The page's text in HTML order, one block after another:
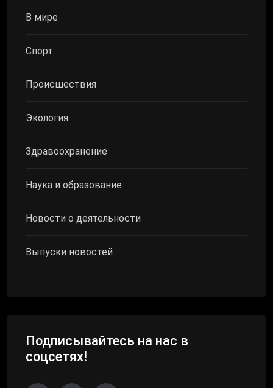
В мире
Спорт
Происшествия
Экология
Здравоохранение
Наука и образование
Новости о деятельности
Выпуски новостей
Подписывайтесь на нас в
соцсетях!